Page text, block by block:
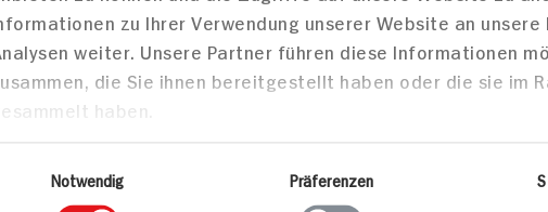
Zustimmung Details
Wir verwenden Cookies, um Inhalte und Anzeigen zu
Brot, Cerealien & Aufstriche Kekse /